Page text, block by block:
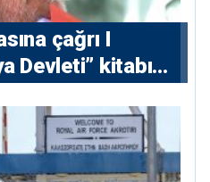
çağrı I
Devleti” kitabı